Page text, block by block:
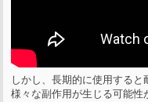
しかし、長期的に使用すると
様々な副作用が生じる可能性